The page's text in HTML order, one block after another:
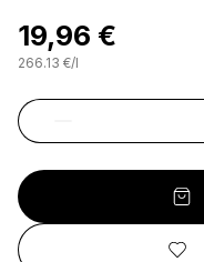
19,96 €
266.13 €/l